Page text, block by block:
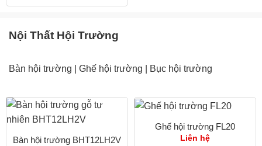
Nội Thất Hội Trường
Bàn hội trường Ghế hội trường Bục hội trường
Bàn hội trường BHT12LH2V
Ghế hội trường FL20
Liên hệ